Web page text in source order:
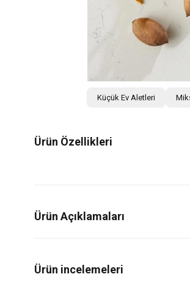
Küçük Ev Aletleri
Ürün Özellikleri
Ürün Açıklamaları